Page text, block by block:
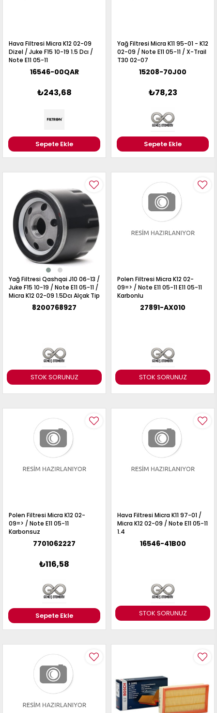
Hava Filtresi Micra K12 02-09
Dizel / Juke F15 10-19 1.5 Dcı /
Note E11 05-11
16546-00QAR
₺243,68
Sepete Ekle
Yağ Filtresi Micra K11 95-01 - K12
02-09 / Note E11 05-11 / X-Trail
T30 02-07
15208-70J00
₺78,23
Sepete Ekle
STOK SORUNUZ
Yağ Filtresi Qashqai J10 06-13 /
Juke F15 10-19 / Note E11 05-11 /
Micra K12 02-09 1.5Dcı Alçak Tip
8200768927
STOK SORUNUZ
Polen Filtresi Micra K12 02-
09=> / Note E11 05-11 E11 05-11
Karbonlu
27891-AX010
Polen Filtresi Micra K12 02-
09=> / Note E11 05-11
Karbonsuz
7701062227
₺116,58
Sepete Ekle STOK SORUNUZ
Hava Filtresi Micra K11 97-01 /
Micra K12 02-09 / Note E11 05-11
1.4
16546-41B00